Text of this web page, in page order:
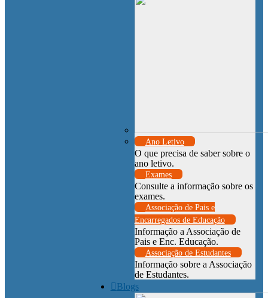
Ano Letivo
O que precisa de saber sobre o
ano letivo.
Exames
Consulte a informação sobre os
exames.
Associação de Pais e
Encarregados de Educação
Informação a Associação de
Pais e Enc. Educação.
Associação de Estudantes
Informação sobre a Associação
de Estudantes.
Blogs